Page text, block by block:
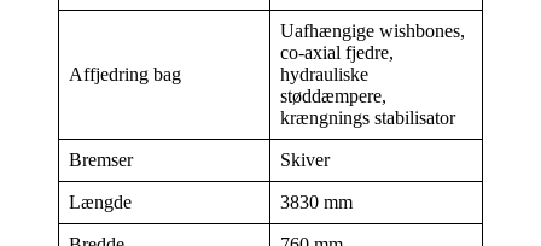
Affjedring bag
Uafhængige wishbones,
co-axial fjedre,
hydrauliske
støddæmpere,
krængnings stabilisator
Bremser Skiver
Længde 3830 mm